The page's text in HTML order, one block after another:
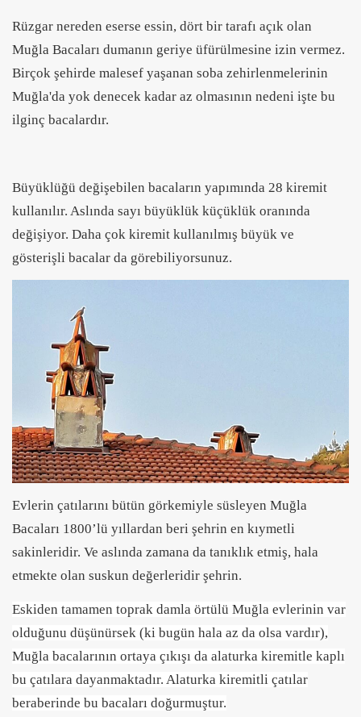
Rüzgar nereden eserse essin, dört bir tarafı açık olan
Muğla Bacaları dumanın geriye üfürülmesine izin vermez.
Birçok şehirde malesef yaşanan soba zehirlenmelerinin
Muğla'da yok denecek kadar az olmasının nedeni işte bu
ilginç bacalardır.
Büyüklüğü değişebilen bacaların yapımında 28 kiremit
kullanılır. Aslında sayı büyüklük küçüklük oranında
değişiyor. Daha çok kiremit kullanılmış büyük ve
gösterişli bacalar da görebiliyorsunuz.
Evlerin çatılarını bütün görkemiyle süsleyen Muğla
Bacaları 1800’lü yıllardan beri şehrin en kıymetli
sakinleridir. Ve aslında zamana da tanıklık etmiş, hala
etmekte olan suskun değerleridir şehrin.
Eskiden tamamen toprak damla örtülü Muğla evlerinin var
olduğunu düşünürsek (ki bugün hala az da olsa vardır),
Muğla bacalarının ortaya çıkışı da alaturka kiremitle kaplı
bu çatılara dayanmaktadır. Alaturka kiremitli çatılar
beraberinde bu bacaları doğurmuştur.